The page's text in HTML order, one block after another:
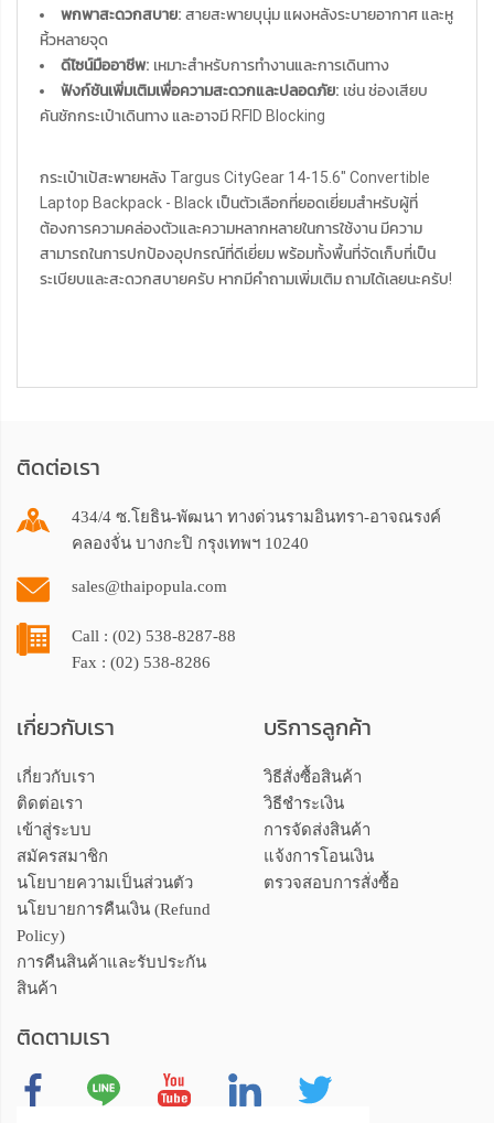
พกพาสะดวกสบาย: สายสะพายบุนุ่ม แผงหลังระบายอากาศ และหู
หิ้วหลายจุด
ดีไซน์มืออาชีพ: เหมาะสำหรับการทำงานและการเดินทาง
ฟังก์ชันเพิ่มเติมเพื่อความสะดวกและปลอดภัย: เช่น ช่องเสียบ
คันชักกระเป๋าเดินทาง และอาจมี RFID Blocking
กระเป๋าเป้สะพายหลัง Targus CityGear 14-15.6" Convertible
Laptop Backpack - Black เป็นตัวเลือกที่ยอดเยี่ยมสำหรับผู้ที่
ต้องการความคล่องตัวและความหลากหลายในการใช้งาน มีความ
สามารถในการปกป้องอุปกรณ์ที่ดีเยี่ยม พร้อมทั้งพื้นที่จัดเก็บที่เป็น
ระเบียบและสะดวกสบายครับ หากมีคำถามเพิ่มเติม ถามได้เลยนะครับ!
ติดต่อเรา
434/4 ซ.โยธิน-พัฒนา ทางด่วนรามอินทรา-อาจณรงค์
คลองจั่น บางกะปิ กรุงเทพฯ 10240
sales@thaipopula.com
Call : (02) 538-8287-88
Fax : (02) 538-8286
เกี่ยวกับเรา
เกี่ยวกับเรา
ติดต่อเรา
เข้าสู่ระบบ
สมัครสมาชิก
นโยบายความเป็นส่วนตัว
นโยบายการคืนเงิน (Refund
Policy)
การคืนสินค้าและรับประกัน
สินค้า
บริการลูกค้า
วิธีสั่งซื้อสินค้า
วิธีชำระเงิน
การจัดส่งสินค้า
แจ้งการโอนเงิน
ตรวจสอบการสั่งซื้อ
ติดตามเรา